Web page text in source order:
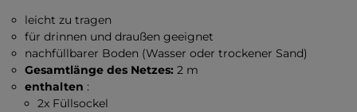
leicht zu tragen
für drinnen und draußen geeignet
nachfüllbarer Boden (Wasser oder trockener Sand)
Gesamtlänge des Netzes: 2 m
enthalten :
2x Füllsockel